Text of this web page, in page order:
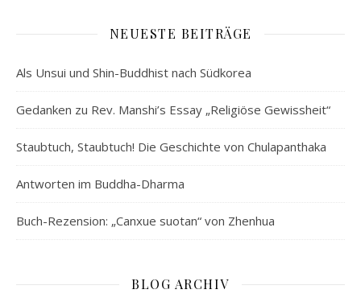
NEUESTE BEITRÄGE
Als Unsui und Shin-Buddhist nach Südkorea
Gedanken zu Rev. Manshi’s Essay „Religiöse Gewissheit“
Staubtuch, Staubtuch! Die Geschichte von Chulapanthaka
Antworten im Buddha-Dharma
Buch-Rezension: „Canxue suotan“ von Zhenhua
BLOG ARCHIV